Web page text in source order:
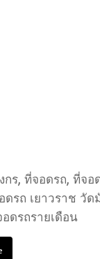
กร, ที่จอดรถ, ที่จ
ดรถ เยาวราช วัด
ดรถรายเดือน